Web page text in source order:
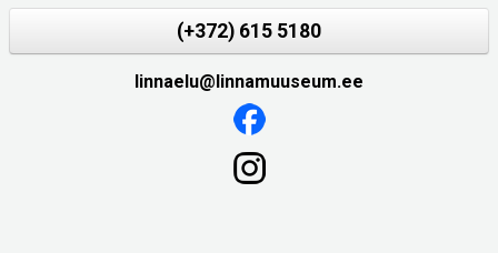
(+372) 615 5180
linnaelu@linnamuuseum.ee